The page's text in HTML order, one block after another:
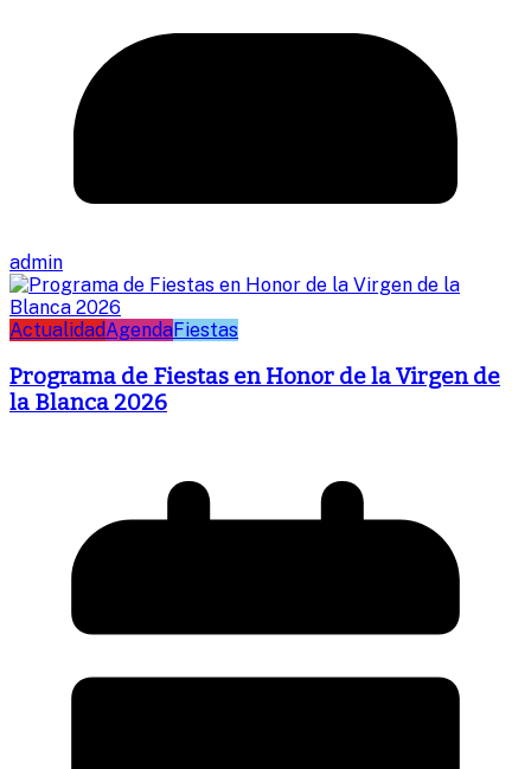
admin
ActualidadAgendaFiestas
Programa de Fiestas en Honor de la Virgen de
la Blanca 2026